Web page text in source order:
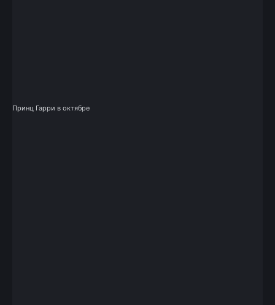
Принц Гарри в октябре